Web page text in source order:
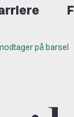
på barsel